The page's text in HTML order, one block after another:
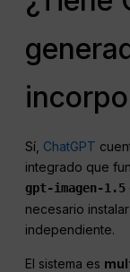
Sí, ChatGPT
integrado que
gpt-imagen-1.5
necesario
independiente.
El sistema es